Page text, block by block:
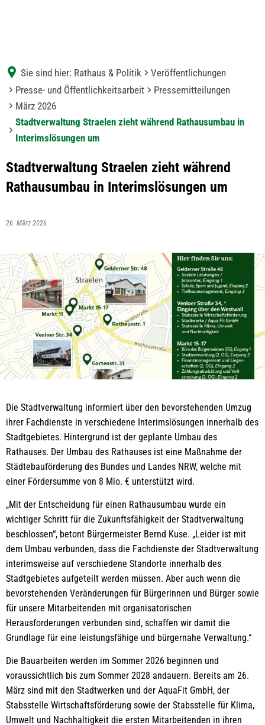
Sie sind hier: Rathaus & Politik
Veröffentlichungen
Presse- und Öffentlichkeitsarbeit
Pressemitteilungen
März 2026
Stadtverwaltung Straelen zieht während Rathausumbau in
Interimslösungen um
Stadtverwaltung Straelen zieht während
Rathausumbau in Interimslösungen um
26. März 2026
Die Stadtverwaltung informiert über den bevorstehenden Umzug
ihrer Fachdienste in verschiedene Interimslösungen innerhalb des
Stadtgebietes. Hintergrund ist der geplante Umbau des
Rathauses. Der Umbau des Rathauses ist eine Maßnahme der
Städtebauförderung des Bundes und Landes NRW, welche mit
einer Fördersumme von 8 Mio. € unterstützt wird.
„Mit der Entscheidung für einen Rathausumbau wurde ein
wichtiger Schritt für die Zukunftsfähigkeit der Stadtverwaltung
beschlossen“, betont Bürgermeister Bernd Kuse. „Leider ist mit
dem Umbau verbunden, dass die Fachdienste der Stadtverwaltung
interimsweise auf verschiedene Standorte innerhalb des
Stadtgebietes aufgeteilt werden müssen. Aber auch wenn die
bevorstehenden Veränderungen für Bürgerinnen und Bürger sowie
für unsere Mitarbeitenden mit organisatorischen
Herausforderungen verbunden sind, schaffen wir damit die
Grundlage für eine leistungsfähige und bürgernahe Verwaltung.“
Die Bauarbeiten werden im Sommer 2026 beginnen und
voraussichtlich bis zum Sommer 2028 andauern. Bereits am 26.
März sind mit den Stadtwerken und der AquaFit GmbH, der
Stabsstelle Wirtschaftsförderung sowie der Stabsstelle für Klima,
Umwelt und Nachhaltigkeit die ersten Mitarbeitenden in ihren